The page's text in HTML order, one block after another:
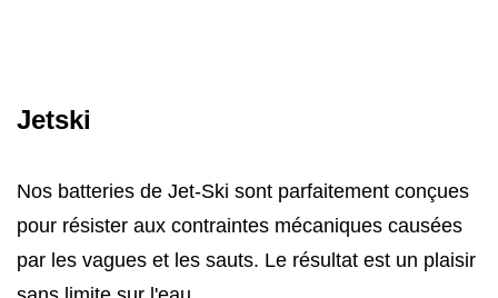
Jetski
Nos batteries de Jet-Ski sont parfaitement conçues
pour résister aux contraintes mécaniques causées
par les vagues et les sauts. Le résultat est un plaisir